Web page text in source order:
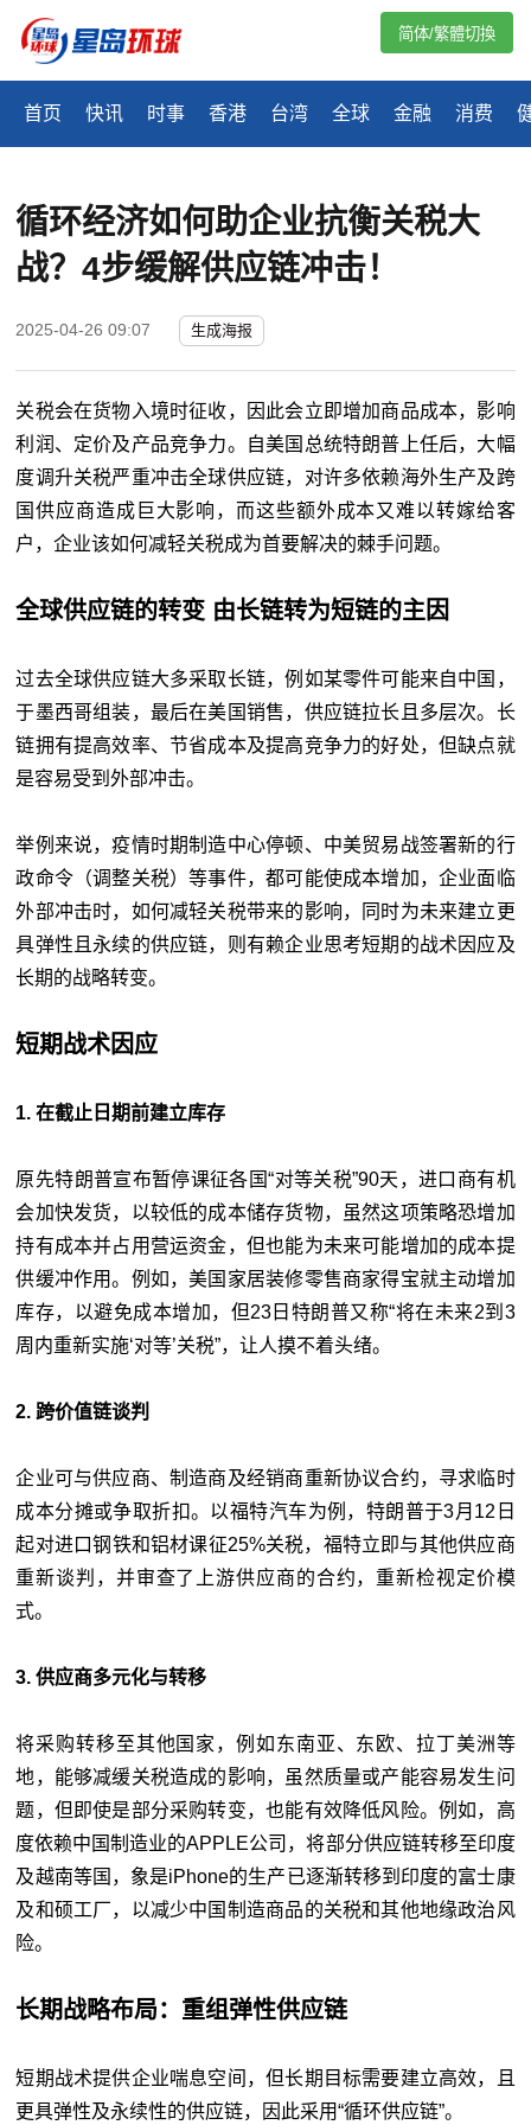
首页 快讯 时事 香港 台湾 全球 金融 消费
简体/繁體切換
循环经济如何助企业抗衡关税大
战？4步缓解供应链冲击！
2025-04-26 09:07 生成海报
关税会在货物入境时征收，因此会立即增加商品成本，影响
利润、定价及产品竞争力。自美国总统特朗普上任后，大幅
度调升关税严重冲击全球供应链，对许多依赖海外生产及跨
国供应商造成巨大影响，而这些额外成本又难以转嫁给客
户，企业该如何减轻关税成为首要解决的棘手问题。
全球供应链的转变 由长链转为短链的主因
过去全球供应链大多采取长链，例如某零件可能来自中国，
于墨西哥组装，最后在美国销售，供应链拉长且多层次。长
链拥有提高效率、节省成本及提高竞争力的好处，但缺点就
是容易受到外部冲击。
举例来说，疫情时期制造中心停顿、中美贸易战签署新的行
政命令（调整关税）等事件，都可能使成本增加，企业面临
外部冲击时，如何减轻关税带来的影响，同时为未来建立更
具弹性且永续的供应链，则有赖企业思考短期的战术因应及
长期的战略转变。
短期战术因应
1. 在截止日期前建立库存
原先特朗普宣布暂停课征各国“对等关税”90天，进口商有机
会加快发货，以较低的成本储存货物，虽然这项策略恐增加
持有成本并占用营运资金，但也能为未来可能增加的成本提
供缓冲作用。例如，美国家居装修零售商家得宝就主动增加
库存，以避免成本增加，但23日特朗普又称“将在未来2到3
周内重新实施‘对等’关税”，让人摸不着头绪。
2. 跨价值链谈判
企业可与供应商、制造商及经销商重新协议合约，寻求临时
成本分摊或争取折扣。以福特汽车为例，特朗普于3月12日
起对进口钢铁和铝材课征25%关税，福特立即与其他供应商
重新谈判，并审查了上游供应商的合约，重新检视定价模
式。
3. 供应商多元化与转移
将采购转移至其他国家，例如东南亚、东欧、拉丁美洲等
地，能够减缓关税造成的影响，虽然质量或产能容易发生问
题，但即使是部分采购转变，也能有效降低风险。例如，高
度依赖中国制造业的APPLE公司，将部分供应链转移至印度
及越南等国，象是iPhone的生产已逐渐转移到印度的富士康
及和硕工厂，以减少中国制造商品的关税和其他地缘政治风
险。
长期战略布局：重组弹性供应链
短期战术提供企业喘息空间，但长期目标需要建立高效，且
更具弹性及永续性的供应链，因此采用“循环供应链”。